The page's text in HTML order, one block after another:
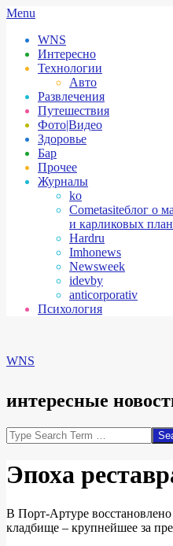
Skip
content
Secondary
Menu
Menu
WNS
Интересно
Технологии
Авто
Развлечения
Путешествия
Фото|Видео
Здоровье
Бар
Прочее
Журналы
ko
Cometasiteблог о
и карликовых
Hardru
Imhonews
Newsweek
idevby
anticorporativ
Психология
WNS
интересные
Search
Эпоха
В Порт-Артуре восстановлено
кладбище – крупнейшее за